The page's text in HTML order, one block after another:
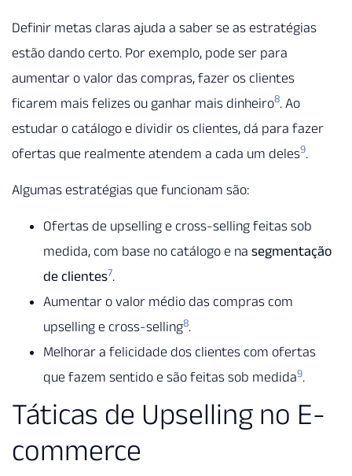
Definir metas claras ajuda a saber se as estratégias
estão dando certo. Por exemplo, pode ser para
aumentar o valor das compras, fazer os clientes
ficarem mais felizes ou ganhar mais dinheiro8. Ao
estudar o catálogo e dividir os clientes, dá para fazer
ofertas que realmente atendem a cada um deles9.
Algumas estratégias que funcionam são:
Ofertas de upselling e cross-selling feitas sob
medida, com base no catálogo e na segmentação
de clientes7.
Aumentar o valor médio das compras com
upselling e cross-selling8.
Melhorar a felicidade dos clientes com ofertas
que fazem sentido e são feitas sob medida9.
Táticas de Upselling no E-
commerce